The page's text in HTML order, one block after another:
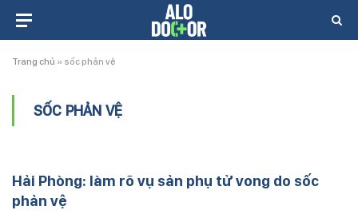
Trang chủ » sốc phản vệ
SỐC PHẢN VỆ
Hải Phòng: làm rõ vụ sản phụ tử vong do sốc
phản vệ